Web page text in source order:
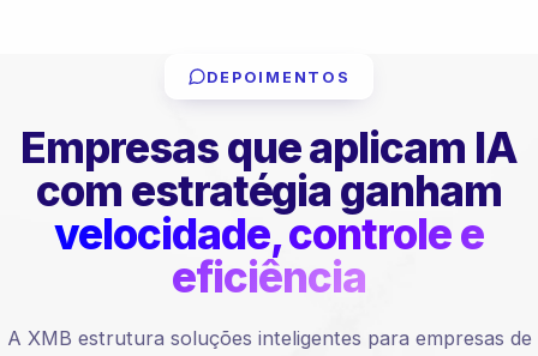
DEPOIMENTOS
Empresas que aplicam IA
com estratégia ganham
velocidade, controle e
eficiência
A XMB estrutura soluções inteligentes para empresas de